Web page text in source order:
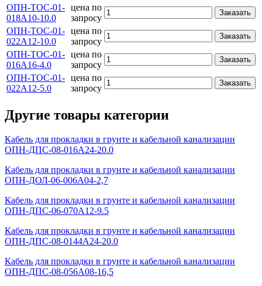
ОПН-ТОС-01-
018А10-10.0
цена по
запросу
Заказать
ОПН-ТОС-01-
022А12-10.0
цена по
запросу
Заказать
ОПН-ТОС-01-
016А16-4.0
цена по
запросу
Заказать
ОПН-ТОС-01-
022А12-5.0
цена по
запросу
Заказать
Другие товары категории
Кабель для прокладки в грунте и кабельной канализации
ОПН-ДПС-08-016А24-20.0
Кабель для прокладки в грунте и кабельной канализации
ОПН-ДОЛ-06-006А04-2,7
Кабель для прокладки в грунте и кабельной канализации
ОПН-ДПС-06-070А12-9.5
Кабель для прокладки в грунте и кабельной канализации
ОПН-ДПС-08-0144А24-20.0
Кабель для прокладки в грунте и кабельной канализации
ОПН-ДПС-08-056А08-16,5